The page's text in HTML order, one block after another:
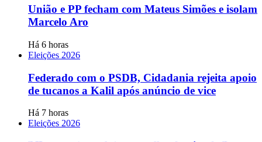
União e PP fecham com Mateus Simões e isolam
Marcelo Aro
Há 6 horas
Eleições 2026
Federado com o PSDB, Cidadania rejeita apoio
de tucanos a Kalil após anúncio de vice
Há 7 horas
Eleições 2026